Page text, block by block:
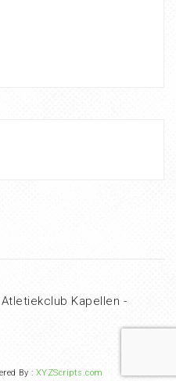
Kapellen -
By : XYZScripts.com